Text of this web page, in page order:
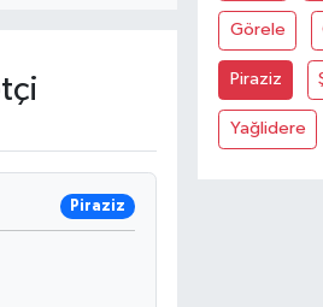
Piraziz
Görele
Piraziz
Yağlidere